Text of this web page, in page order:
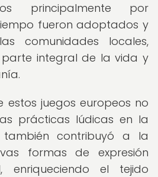
principalmente por
fueron adoptados y
comunidades locales,
parte integral de la vida y
estos juegos europeos no
prácticas lúdicas en la
contribuyó a la
formas de expresión
enriqueciendo el tejido